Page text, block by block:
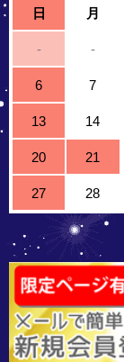
日 月
- -
6 7
13 14
20 21
27 28